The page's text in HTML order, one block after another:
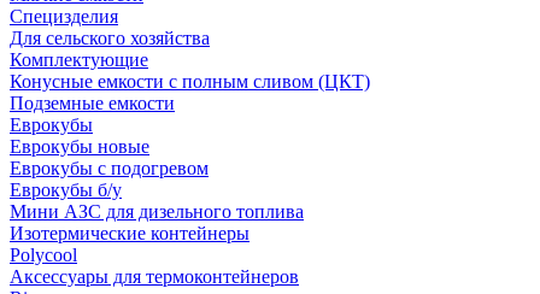
Специзделия
Для сельского хозяйства
Комплектующие
Конусные емкости с полным сливом (ЦКТ)
Подземные емкости
Еврокубы
Еврокубы новые
Еврокубы с подогревом
Еврокубы б/у
Мини АЗС для дизельного топлива
Изотермические контейнеры
Polycool
Аксессуары для термоконтейнеров